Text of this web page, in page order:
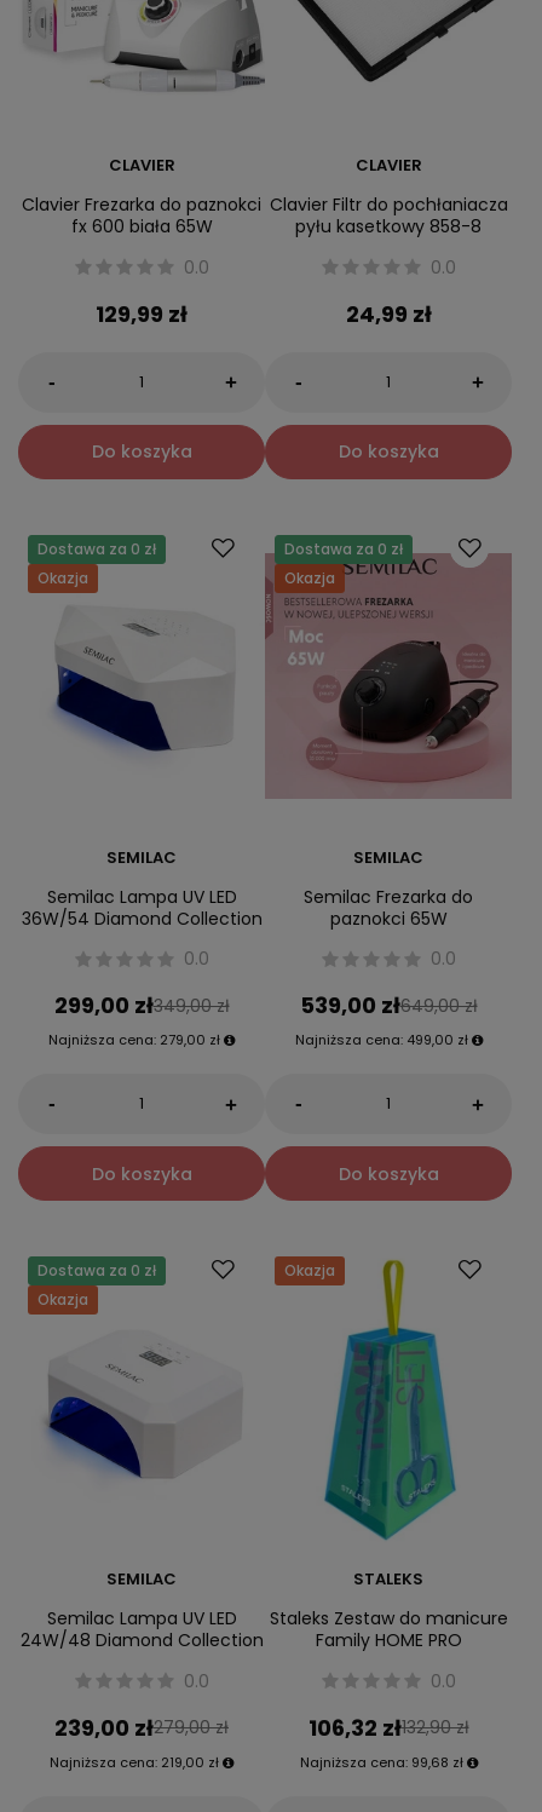
CLAVIER
Clavier Frezarka do paznokci
fx 600 biała 65W
0.0
129,99 zł
- +
Do koszyka
CLAVIER
Clavier Filtr do pochłaniacza
pyłu kasetkowy 858-8
0.0
24,99 zł
- +
Do koszyka
Dostawa za 0 zł
Okazja
SEMILAC
Semilac Lampa UV LED
36W/54 Diamond Collection
0.0
299,00 zł349,00 zł
Najniższa cena: 279,00 zł
- +
Do koszyka
Dostawa za 0 zł
Okazja
SEMILAC
Semilac Frezarka do
paznokci 65W
0.0
539,00 zł649,00 zł
Najniższa cena: 499,00 zł
- +
Do koszyka
Dostawa za 0 zł
Okazja
SEMILAC
Semilac Lampa UV LED
24W/48 Diamond Collection
0.0
239,00 zł279,00 zł
Najniższa cena: 219,00 zł
Okazja
STALEKS
Staleks Zestaw do manicure
Family HOME PRO
0.0
106,32 zł132,90 zł
Najniższa cena: 99,68 zł